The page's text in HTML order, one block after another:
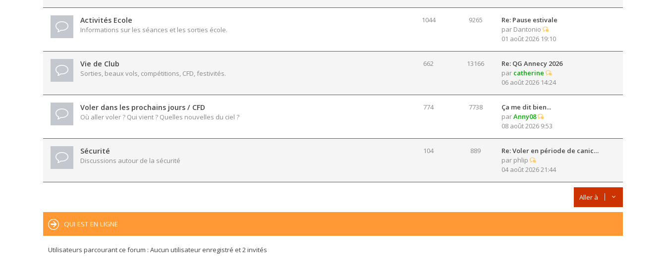
Activités Ecole
Informations sur les séances et les sorties école.
1044 9265
Re: Pause estivale
par Dantonio
01 août 2026 19:10
Vie de Club
Sorties, beaux vols, compétitions, CFD, festivités.
662 13166
Re: QG Annecy 2026
par catherine
06 août 2026 14:24
Voler dans les prochains jours / CFD
Où aller voler ? Qui vient ? Quelles nouvelles du ciel ?
774 7738
Ça me dit bien...
parAnny08
08 août 2026 9:53
Sécurité
Discussions autour de la sécurité
104 889
Re: Voler en période de canic…
par phlip
04 août 2026 21:44
Aller à
QUI EST EN LIGNE
Utilisateurs parcourant ce forum : Aucun utilisateur enregistré et 2 invités